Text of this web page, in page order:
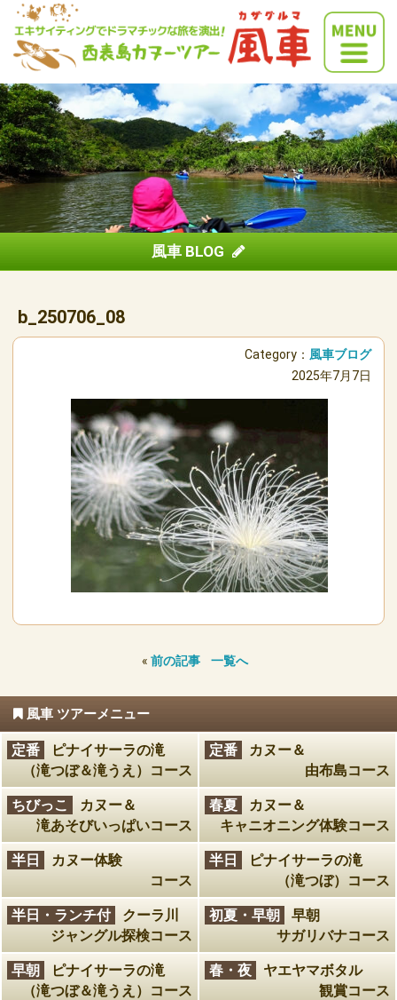
風車 BLOG
b_250706_08
Category： 風車ブログ
2025年7月7日
« 前の記事 一覧へ
風車 ツアーメニュー
定番
ピナイサーラの滝
（滝つぼ＆滝うえ）コース
定番
カヌー＆
由布島コース
ちびっこ
カヌー＆
滝あそびいっぱいコース
春夏
カヌー＆
キャニオニング体験コース
半日
カヌー体験
コース
半日
ピナイサーラの滝
（滝つぼ）コース
半日・ランチ付
クーラ川
ジャングル探検コース
初夏・早朝
早朝
サガリバナコース
早朝
ピナイサーラの滝
（滝つぼ＆滝うえ）コース
春・夜
ヤエヤマボタル
観賞コース